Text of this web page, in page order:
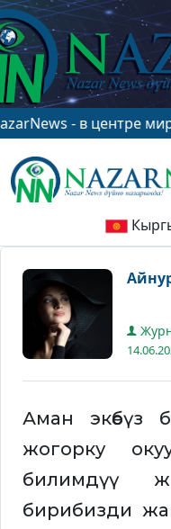
центре мирового
Аман
жогорку
билимдүү
бирибизди